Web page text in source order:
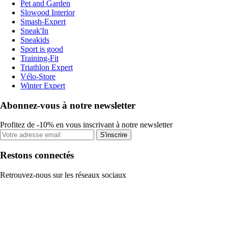
Pet and Garden
Slowood Interior
Smash-Expert
Sneak'In
Sneakids
Sport is good
Training-Fit
Triathlon Expert
Vélo-Store
Winter Expert
Abonnez-vous à notre newsletter
Profitez de -10% en vous inscrivant à notre newsletter
S'inscrire
Restons connectés
Retrouvez-nous sur les réseaux sociaux